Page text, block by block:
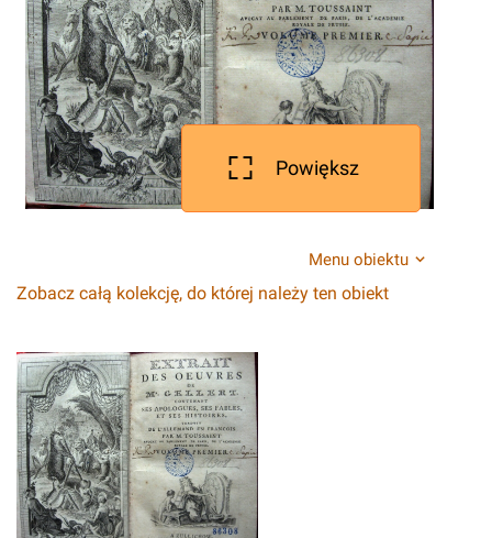
Powiększ
Menu obiektu
Zobacz całą kolekcję, do której należy ten obiekt